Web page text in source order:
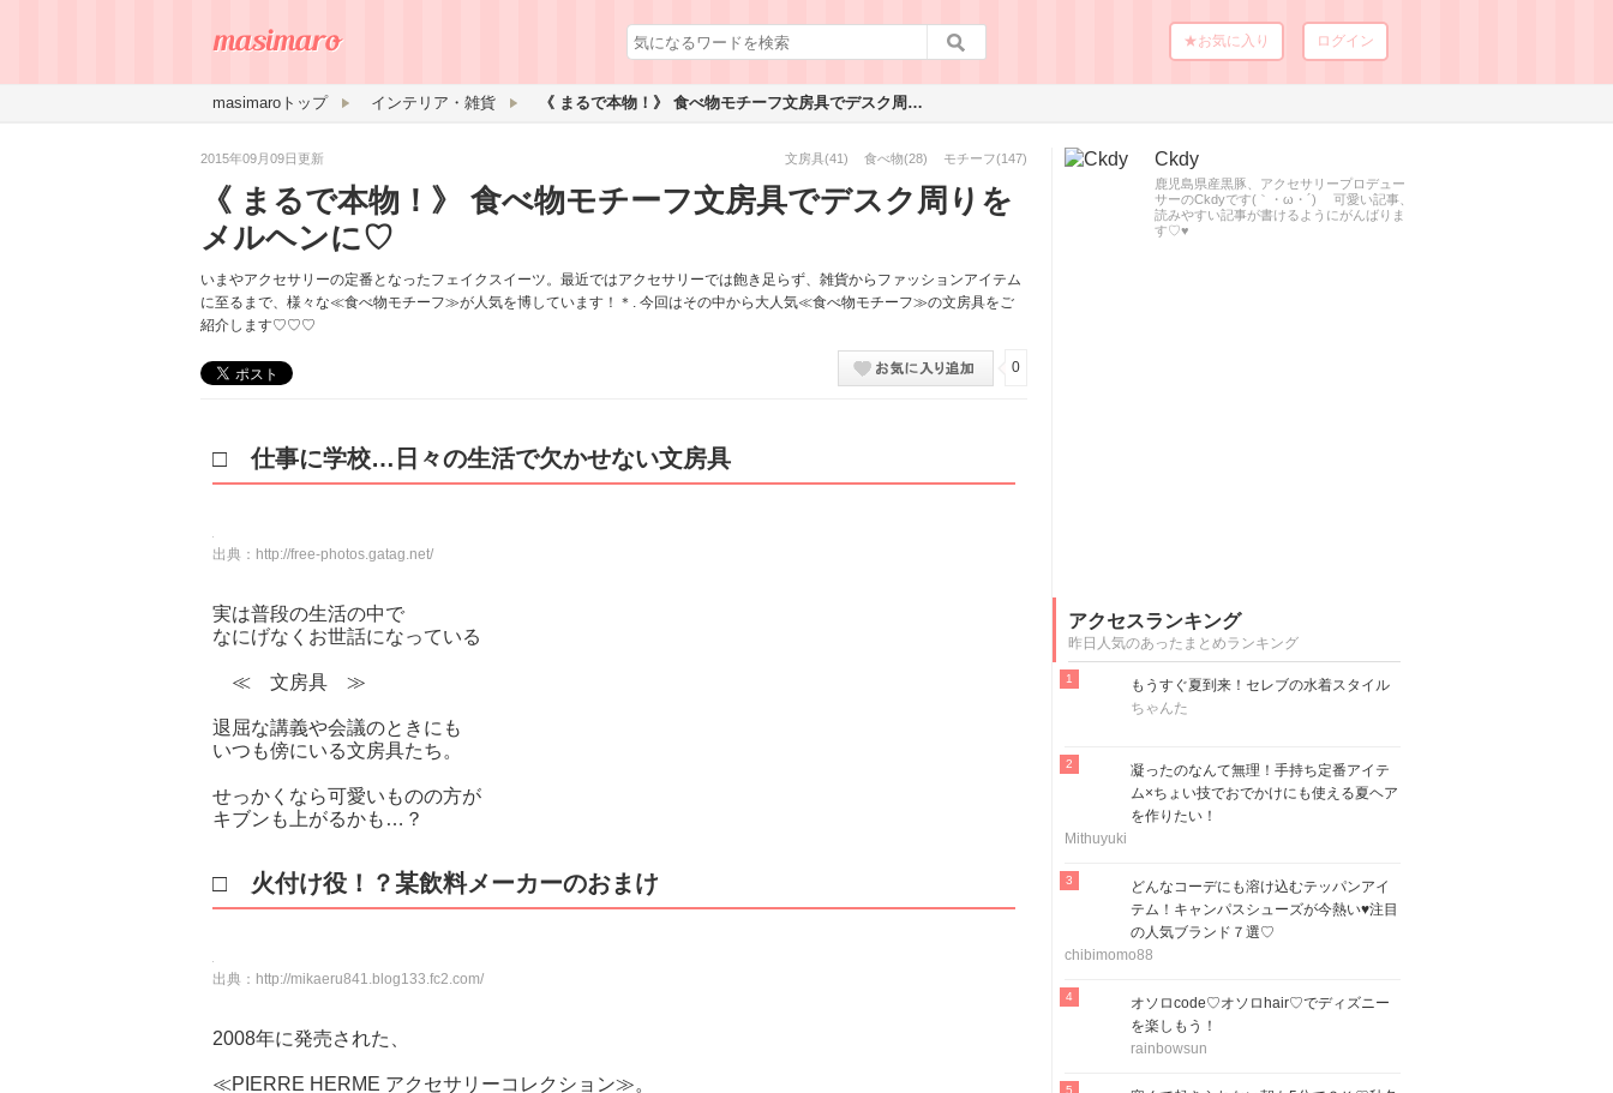
★お気に入り ログイン
masimaroトップ インテリア・雑貨 《 まるで本物！》 食べ物モチーフ文房具でデスク周りをメルヘンに♡
2015年09月09日更新 文房具(41) 食べ物(28) モチーフ(147)
《 まるで本物！》 食べ物モチーフ文房具でデスク周りを
メルヘンに♡
いまやアクセサリーの定番となったフェイクスイーツ。最近ではアクセサリーでは飽き足らず、雑貨からファッションアイテム
に至るまで、様々な≪食べ物モチーフ≫が人気を博しています！＊. 今回はその中から大人気≪食べ物モチーフ≫の文房具をご
紹介します♡♡♡
0
□ 仕事に学校…日々の生活で欠かせない文房具
出典： http://free-photos.gatag.net/
実は普段の生活の中で
なにげなくお世話になっている
≪ 文房具 ≫
退屈な講義や会議のときにも
いつも傍にいる文房具たち。
せっかくなら可愛いものの方が
キブンも上がるかも…？
□ 火付け役！？某飲料メーカーのおまけ
出典： http://mikaeru841.blog133.fc2.com/
2008年に発売された、
≪PIERRE HERME アクセサリーコレクション≫。
Ckdy
鹿児島県産黒豚、アクセサリープロデュー
サーのCkdyです(｀・ω・´)ゞ 可愛い記事、
読みやすい記事が書けるようにがんばりま
す♡♥
アクセスランキング
昨日人気のあったまとめランキング
もうすぐ夏到来！セレブの水着スタイル
ちゃんた
凝ったのなんて無理！手持ち定番アイテ
ム×ちょい技でおでかけにも使える夏ヘア
を作りたい！
Mithuyuki
どんなコーデにも溶け込むテッパンアイ
テム！キャンパスシューズが今熱い♥注目
の人気ブランド７選♡
chibimomo88
オソロcode♡オソロhair♡でディズニー
を楽しもう！
rainbowsun